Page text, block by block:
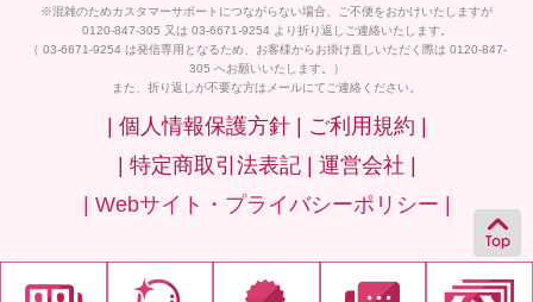
※混雑のためカスタマーサポートにつながらない場合、ご不便をおかけいたしますが
0120-847-305 又は 03-6671-9254 より折り返しご連絡いたします。
（ 03-6671-9254 は発信専用となるため、お客様からお掛け直しいただく際は 0120-847-
305 へお願いいたします。）
また、折り返しが不要な方はメールにてご連絡ください。
| 個人情報保護方針 | ご利用規約 |
| 特定商取引法表記 | 運営会社 |
| Webサイト・プライバシーポリシー |